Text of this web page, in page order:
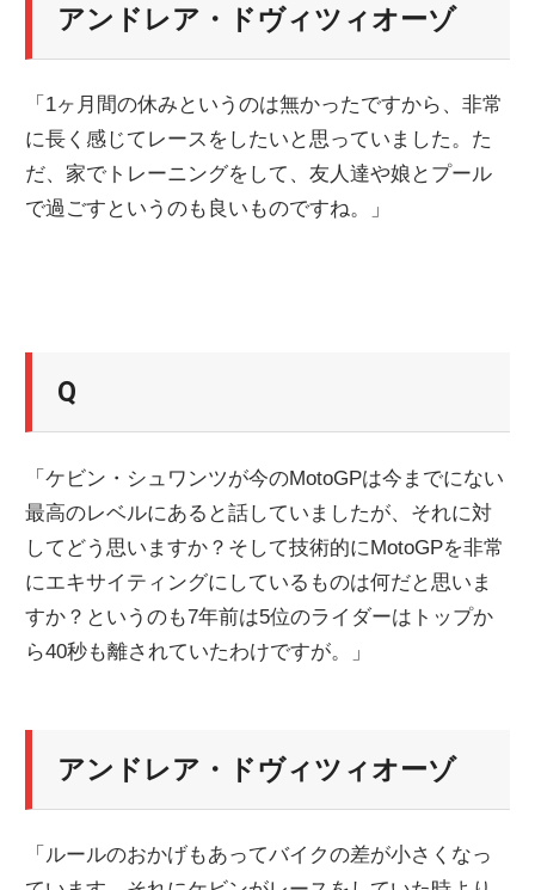
アンドレア・ドヴィツィオーゾ
「1ヶ月間の休みというのは無かったですから、非常
に長く感じてレースをしたいと思っていました。た
だ、家でトレーニングをして、友人達や娘とプール
で過ごすというのも良いものですね。」
Q
「ケビン・シュワンツが今のMotoGPは今までにない
最高のレベルにあると話していましたが、それに対
してどう思いますか？そして技術的にMotoGPを非常
にエキサイティングにしているものは何だと思いま
すか？というのも7年前は5位のライダーはトップか
ら40秒も離されていたわけですが。」
アンドレア・ドヴィツィオーゾ
「ルールのおかげもあってバイクの差が小さくなっ